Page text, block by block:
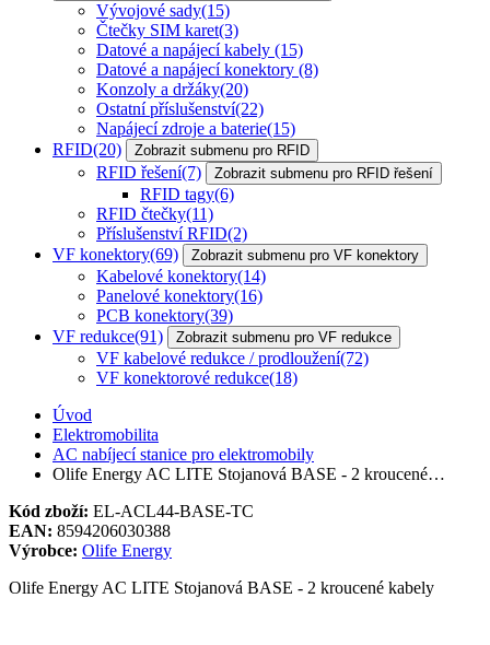
Vývojové sady(15)
Čtečky SIM karet(3)
Datové a napájecí kabely (15)
Datové a napájecí konektory (8)
Konzoly a držáky(20)
Ostatní příslušenství(22)
Napájecí zdroje a baterie(15)
RFID(20) Zobrazit submenu pro RFID
RFID řešení(7) Zobrazit submenu pro RFID řešení
RFID tagy(6)
RFID čtečky(11)
Příslušenství RFID(2)
VF konektory(69) Zobrazit submenu pro VF konektory
Kabelové konektory(14)
Panelové konektory(16)
PCB konektory(39)
VF redukce(91) Zobrazit submenu pro VF redukce
VF kabelové redukce / prodloužení(72)
VF konektorové redukce(18)
Úvod
Elektromobilita
AC nabíjecí stanice pro elektromobily
Olife Energy AC LITE Stojanová BASE - 2 kroucené…
Kód zboží: EL-ACL44-BASE-TC
EAN: 8594206030388
Výrobce: Olife Energy
Olife Energy AC LITE Stojanová BASE - 2 kroucené kabely